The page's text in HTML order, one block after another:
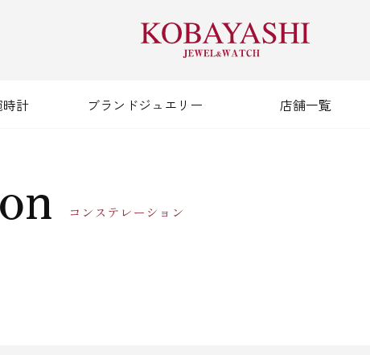
時計 ブランドジュエリー 店舗一覧
コンステレーション